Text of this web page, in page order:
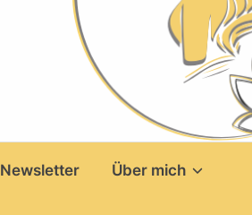
Newsletter Über mich